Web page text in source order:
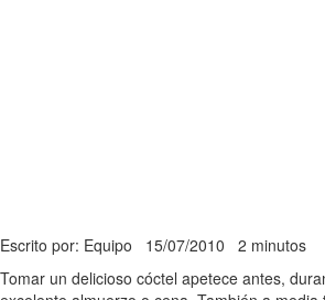
Escrito por: Equipo 15/07/2010 2 minutos
Tomar un delicioso cóctel apetece antes,